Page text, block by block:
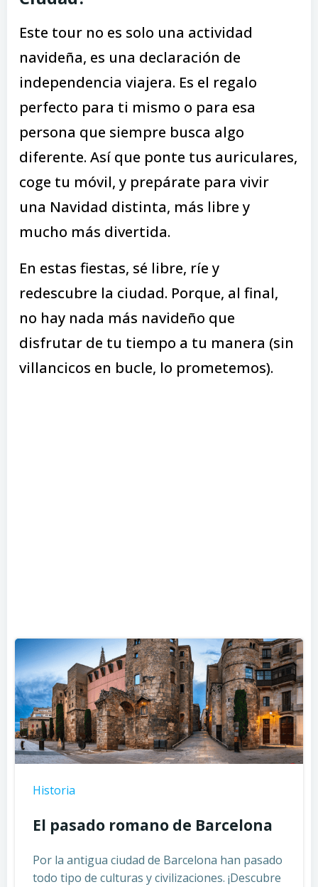
Este tour no es solo una actividad
navideña, es una declaración de
independencia viajera. Es el regalo
perfecto para ti mismo o para esa
persona que siempre busca algo
diferente. Así que ponte tus auriculares,
coge tu móvil, y prepárate para vivir
una Navidad distinta, más libre y
mucho más divertida.
En estas fiestas, sé libre, ríe y
redescubre la ciudad. Porque, al final,
no hay nada más navideño que
disfrutar de tu tiempo a tu manera (sin
villancicos en bucle, lo prometemos).
Historia
El pasado romano de Barcelona
Por la antigua ciudad de Barcelona han pasado
todo tipo de culturas y civilizaciones. ¡Descubre